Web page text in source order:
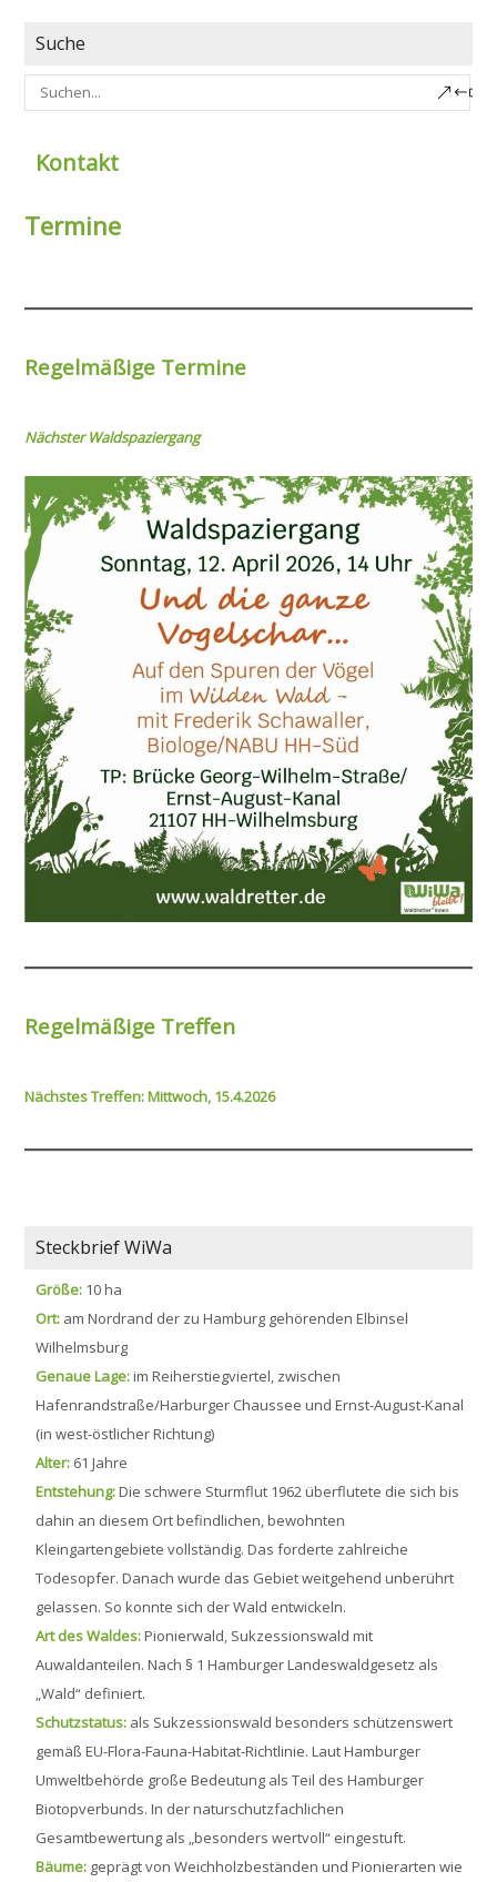
Suche
Kontakt
Termine
Regelmäßige Termine
Nächster Waldspaziergang
Regelmäßige Treffen
Nächstes Treffen: Mittwoch, 15.4.2026
Steckbrief WiWa
Größe: 10 ha
Ort: am Nordrand der zu Hamburg gehörenden Elbinsel
Wilhelmsburg
Genaue Lage:im Reiherstiegviertel, zwischen
Hafenrandstraße/Harburger Chaussee und Ernst-August-Kanal
(in west-östlicher Richtung)
Alter: 61 Jahre
Entstehung:Die schwere Sturmflut 1962 überflutete die sich bis
dahin an diesem Ort befindlichen, bewohnten
Kleingartengebiete vollständig. Das forderte zahlreiche
Todesopfer. Danach wurde das Gebiet weitgehend unberührt
gelassen. So konnte sich der Wald entwickeln.
Art des Waldes:Pionierwald, Sukzessionswald mit
Auwaldanteilen. Nach § 1 Hamburger Landeswaldgesetz als
„Wald“ definiert.
Schutzstatus: als Sukzessionswald besonders schützenswert
gemäß EU-Flora-Fauna-Habitat-Richtlinie. Laut Hamburger
Umweltbehörde große Bedeutung als Teil des Hamburger
Biotopverbunds. In der naturschutzfachlichen
Gesamtbewertung als „besonders wertvoll“ eingestuft.
Bäume: geprägt von Weichholzbeständen und Pionierarten wie